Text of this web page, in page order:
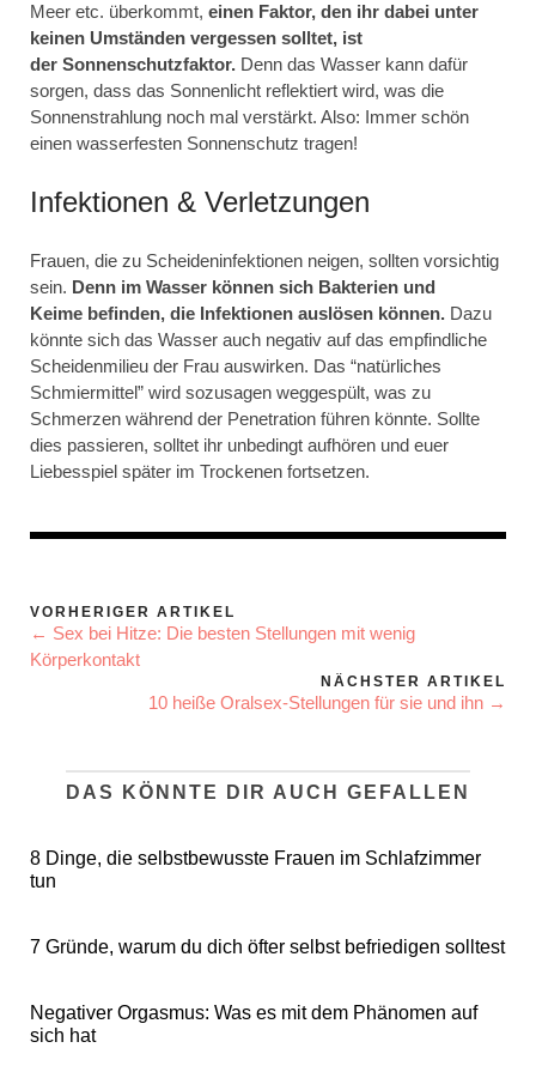
Meer etc. überkommt, einen Faktor, den ihr dabei unter
keinen Umständen vergessen solltet, ist
der Sonnenschutzfaktor. Denn das Wasser kann dafür
sorgen, dass das Sonnenlicht reflektiert wird, was die
Sonnenstrahlung noch mal verstärkt. Also: Immer schön
einen wasserfesten Sonnenschutz tragen!
Infektionen & Verletzungen
Frauen, die zu Scheideninfektionen neigen, sollten vorsichtig
sein. Denn im Wasser können sich Bakterien und
Keime befinden, die Infektionen auslösen können. Dazu
könnte sich das Wasser auch negativ auf das empfindliche
Scheidenmilieu der Frau auswirken. Das “natürliches
Schmiermittel” wird sozusagen weggespült, was zu
Schmerzen während der Penetration führen könnte. Sollte
dies passieren, solltet ihr unbedingt aufhören und euer
Liebesspiel später im Trockenen fortsetzen.
VORHERIGER ARTIKEL
← Sex bei Hitze: Die besten Stellungen mit wenig
Körperkontakt
NÄCHSTER ARTIKEL
10 heiße Oralsex-Stellungen für sie und ihn →
DAS KÖNNTE DIR AUCH GEFALLEN
8 Dinge, die selbstbewusste Frauen im Schlafzimmer
tun
7 Gründe, warum du dich öfter selbst befriedigen solltest
Negativer Orgasmus: Was es mit dem Phänomen auf
sich hat